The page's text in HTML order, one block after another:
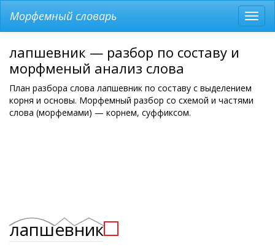
меню
Морфемный словарь
лапшевник — разбор по составу и
морфменый анализ слова
План разбора слова лапшевник по составу с выделением
корня и основы. Морфемный разбор со схемой и частями
слова (морфемами) — корнем, суффиксом.
лапшевник